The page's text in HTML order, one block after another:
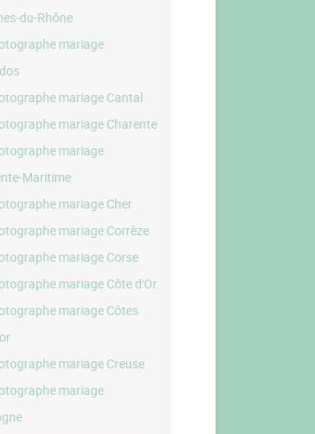
du-Rhône
mariage
mariage Cantal
mariage Charente
mariage
Maritime
mariage Cher
mariage Corrèze
mariage Corse
mariage Côte d'Or
mariage Côtes
mariage Creuse
mariage